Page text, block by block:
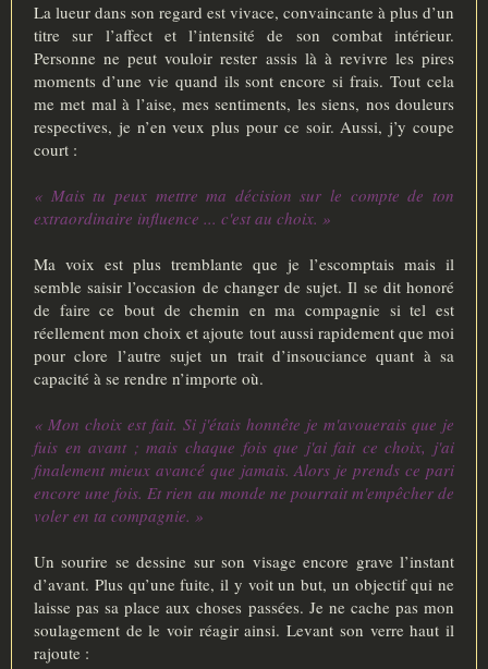
La lueur dans son regard est vivace, convaincante à plus d’un
titre sur l’affect et l’intensité de son combat intérieur.
Personne ne peut vouloir rester assis là à revivre les pires
moments d’une vie quand ils sont encore si frais. Tout cela
me met mal à l’aise, mes sentiments, les siens, nos douleurs
respectives, je n’en veux plus pour ce soir. Aussi, j’y coupe
court :
« Mais tu peux mettre ma décision sur le compte de ton
extraordinaire influence ... c'est au choix. »
Ma voix est plus tremblante que je l’escomptais mais il
semble saisir l’occasion de changer de sujet. Il se dit honoré
de faire ce bout de chemin en ma compagnie si tel est
réellement mon choix et ajoute tout aussi rapidement que moi
pour clore l’autre sujet un trait d’insouciance quant à sa
capacité à se rendre n’importe où.
« Mon choix est fait. Si j'étais honnête je m'avouerais que je
fuis en avant ; mais chaque fois que j'ai fait ce choix, j'ai
finalement mieux avancé que jamais. Alors je prends ce pari
encore une fois. Et rien au monde ne pourrait m'empêcher de
voler en ta compagnie. »
Un sourire se dessine sur son visage encore grave l’instant
d’avant. Plus qu’une fuite, il y voit un but, un objectif qui ne
laisse pas sa place aux choses passées. Je ne cache pas mon
soulagement de le voir réagir ainsi. Levant son verre haut il
rajoute :